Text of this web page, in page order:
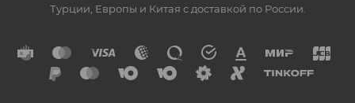
Турции, Европы и Китая с доставкой по России.